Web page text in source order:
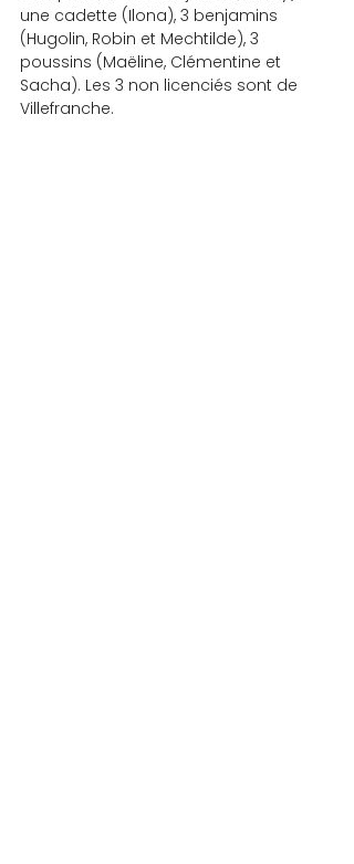
une cadette (Ilona), 3 benjamins
(Hugolin, Robin et Mechtilde), 3
poussins (Maëline, Clémentine et
Sacha). Les 3 non licenciés sont de
Villefranche.